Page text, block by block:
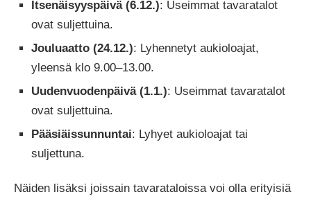
Itsenäisyyspäivä (6.12.): Useimmat tavaratalot
ovat suljettuina.
Jouluaatto (24.12.): Lyhennetyt aukioloajat,
yleensä klo 9.00–13.00.
Uudenvuodenpäivä (1.1.): Useimmat tavaratalot
ovat suljettuina.
Pääsiäissunnuntai: Lyhyet aukioloajat tai
suljettuna.
Näiden lisäksi joissain tavarataloissa voi olla erityisiä